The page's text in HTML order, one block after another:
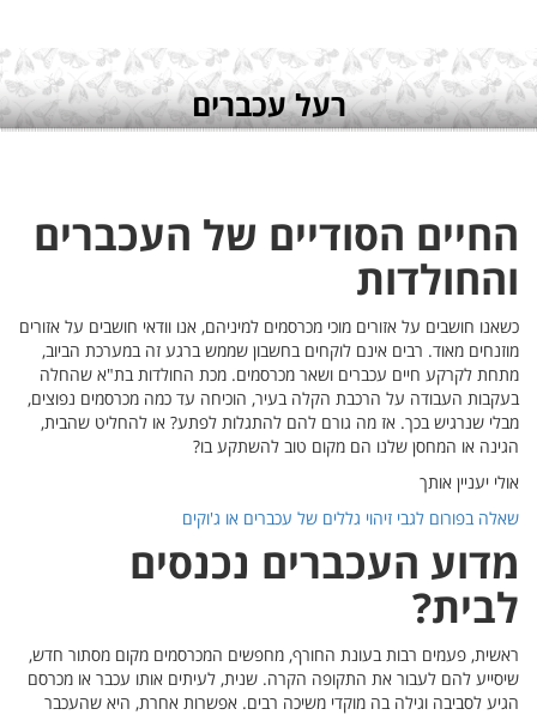
על אזורים
הביוב,
שהחלה
נפוצים,
שהבית,
חדש,
או מכרסם